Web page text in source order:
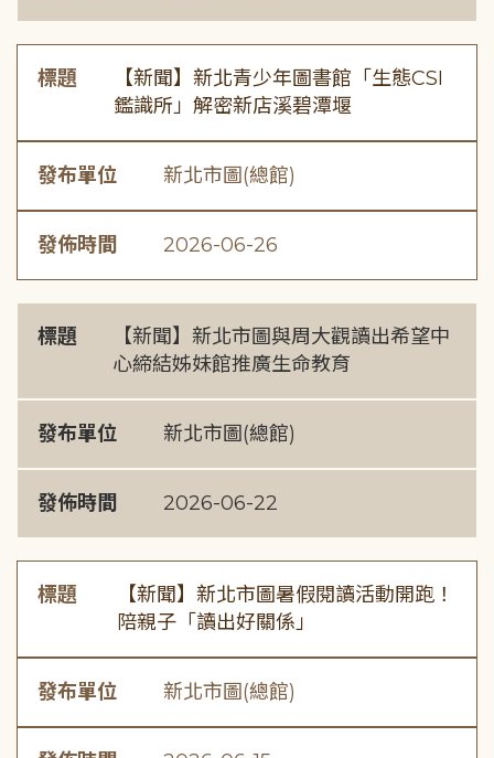
標題
【新聞】新北青少年圖書館「生態CSI
鑑識所」解密新店溪碧潭堰
發布單位 新北市圖(總館)
發佈時間 2026-06-26
標題
【新聞】新北市圖與周大觀讀出希望中
心締結姊妹館推廣生命教育
發布單位 新北市圖(總館)
發佈時間 2026-06-22
標題
【新聞】新北市圖暑假閱讀活動開跑！
陪親子「讀出好關係」
發布單位 新北市圖(總館)